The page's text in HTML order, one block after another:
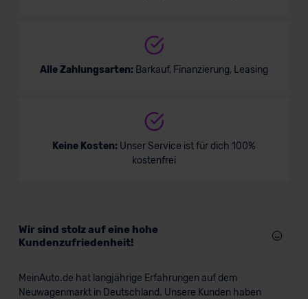
Alle Zahlungsarten: Barkauf, Finanzierung, Leasing
Keine Kosten: Unser Service ist für dich 100%
kostenfrei
Wir sind stolz auf eine hohe
Kundenzufriedenheit!
MeinAuto.de hat langjährige Erfahrungen auf dem
Neuwagenmarkt in Deutschland. Unsere Kunden haben